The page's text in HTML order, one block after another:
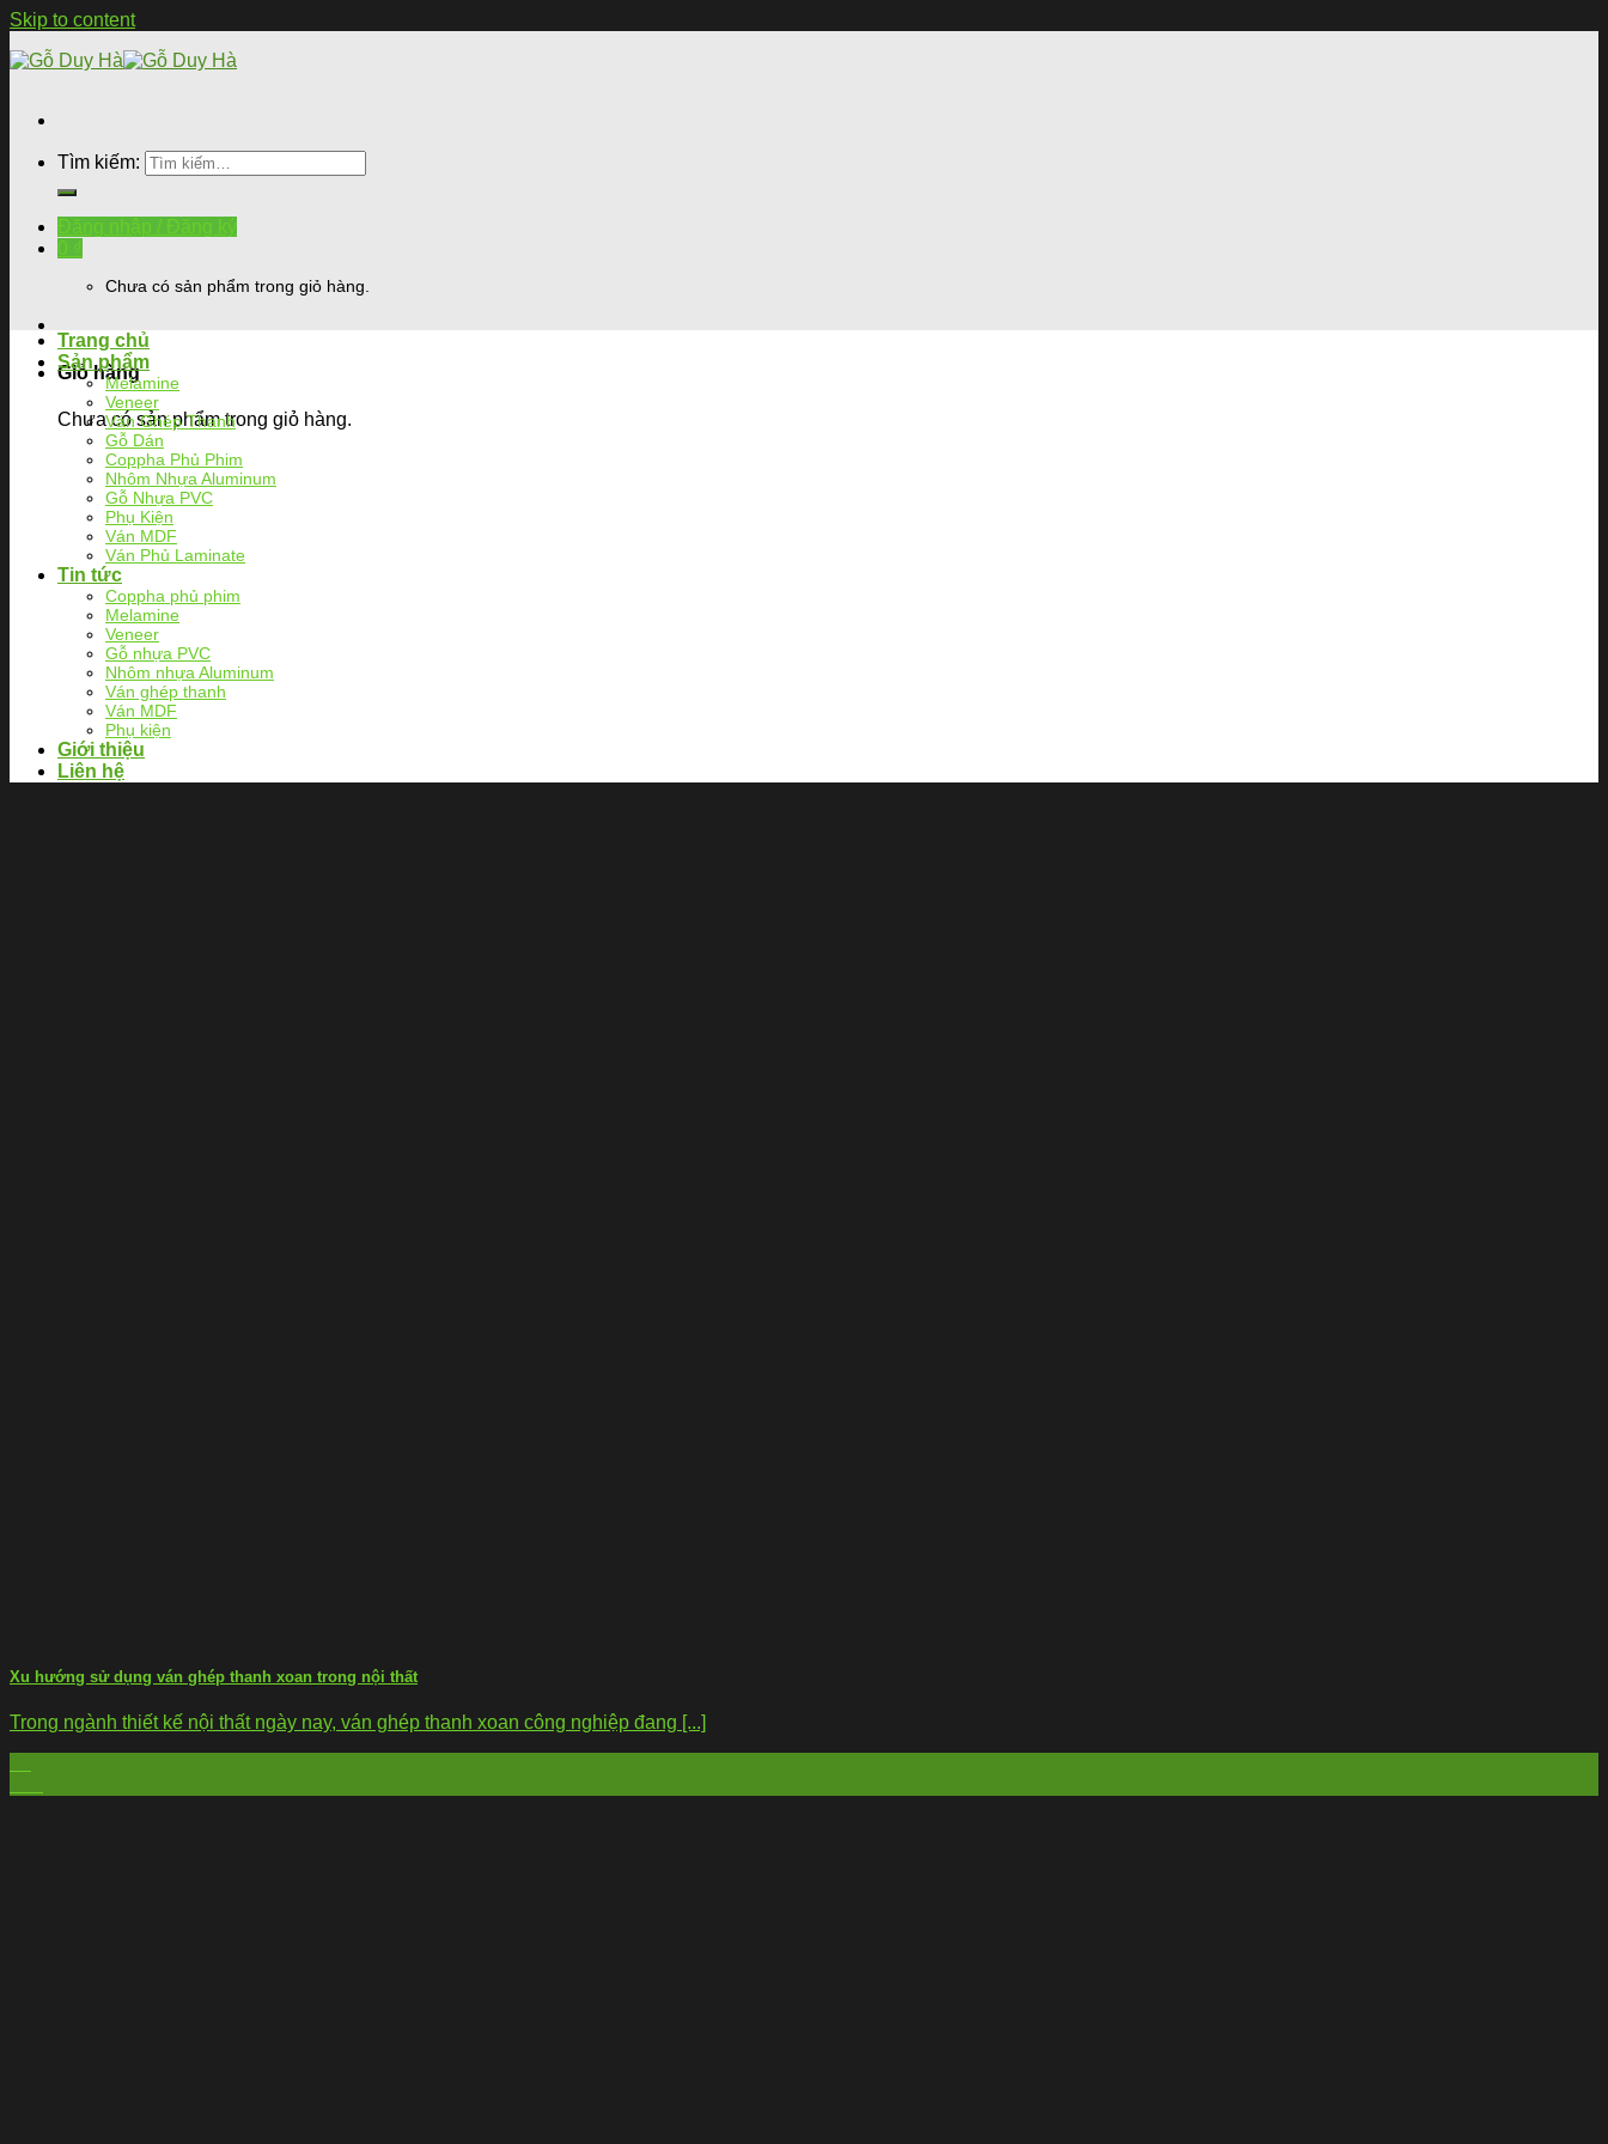
Skip to content
Tìm kiếm:
Chưa có sản phẩm trong giỏ hàng.
Giỏ hàng
Chưa có sản phẩm trong giỏ hàng.
Trang chủ
Sản phẩm
Melamine
Veneer
Ván Ghép Thanh
Gỗ Dán
Coppha Phủ Phim
Nhôm Nhựa Aluminum
Gỗ Nhựa PVC
Phụ Kiện
Ván MDF
Ván Phủ Laminate
Tin tức
Coppha phủ phim
Melamine
Veneer
Gỗ nhựa PVC
Nhôm nhựa Aluminum
Ván ghép thanh
Ván MDF
Phụ kiện
Giới thiệu
Liên hệ
Xu hướng sử dụng ván ghép thanh xoan trong nội thất
Trong ngành thiết kế nội thất ngày nay, ván ghép thanh xoan công nghiệp đang [...]